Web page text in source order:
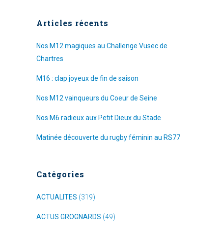
Articles récents
Nos M12 magiques au Challenge Vusec de
Chartres
M16 : clap joyeux de fin de saison
Nos M12 vainqueurs du Coeur de Seine
Nos M6 radieux aux Petit Dieux du Stade
Matinée découverte du rugby féminin au RS77
Catégories
ACTUALITES (319)
ACTUS GROGNARDS (49)